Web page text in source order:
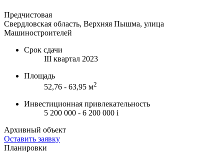
Предчистовая
Свердловская область, Верхняя Пышма, улица
Машиностроителей
Срок сдачи
III квартал 2023
Площадь
52,76 - 63,95 м2
Инвестиционная привлекательность
5 200 000 - 6 200 000 i
Архивный объект
Оставить заявку
Планировки